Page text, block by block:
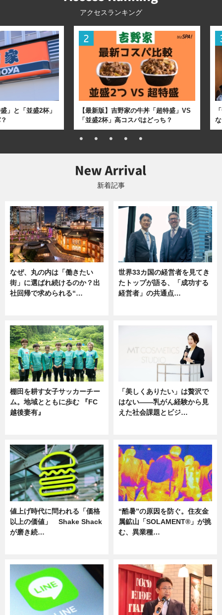
アクセスランキング
」と「並盛2杯」
【最新版】吉野家の牛丼「超特盛」VS
「並盛2杯」高コスパはどっち？
新着記事
なぜ、丸の内は「働きたい
街」に選ばれ続けるのか？出
社回帰で求められる“…
世界33カ国の経営者を見てき
たトップが語る、「成功する
経営者」の共通点…
棚田を耕す女子サッカーチー
ム。地域とともに歩む 『FC
越後妻有』
「美しくありたい」は贅沢で
はない――乳がん経験から見
えた社会課題とビジ…
値上げ時代に問われる「価格
以上の価値」 Shake Shack
が磨き続…
“酷暑”の原因を防ぐ。住友金
属鉱山「SOLAMENT®」が挑
む、異業種…